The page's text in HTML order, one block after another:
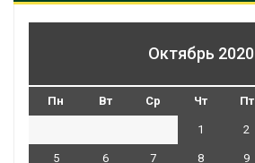
Октябрь 2020
Пн Вт Ср Чт Пт
1 2
5 6 7 8 9